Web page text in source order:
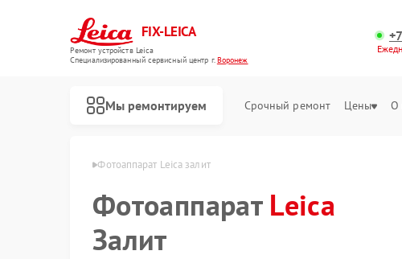
FIX-LEICA
Ремонт устройств Leica
Специализированный cервисный центр г.Воронеж
Мы ремонтируем Срочный ремонт Цены О
Leica в Воронеже Фотоаппарат Leica залит
Фотоаппарат Leica
Залит